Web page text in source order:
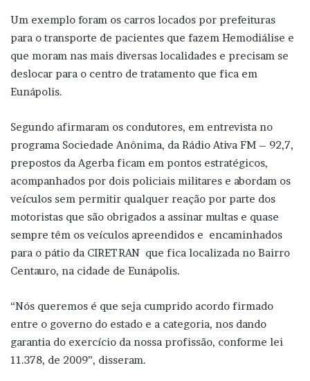
Um exemplo foram os carros locados por prefeituras
para o transporte de pacientes que fazem Hemodiálise e
que moram nas mais diversas localidades e precisam se
deslocar para o centro de tratamento que fica em
Eunápolis.
Segundo afirmaram os condutores, em entrevista no
programa Sociedade Anônima, da Rádio Ativa FM – 92,7,
prepostos da Agerba ficam em pontos estratégicos,
acompanhados por dois policiais militares e abordam os
veículos sem permitir qualquer reação por parte dos
motoristas que são obrigados a assinar multas e quase
sempre têm os veículos apreendidos e encaminhados
para o pátio da CIRETRAN que fica localizada no Bairro
Centauro, na cidade de Eunápolis.
“Nós queremos é que seja cumprido acordo firmado
entre o governo do estado e a categoria, nos dando
garantia do exercício da nossa profissão, conforme lei
11.378, de 2009”, disseram.